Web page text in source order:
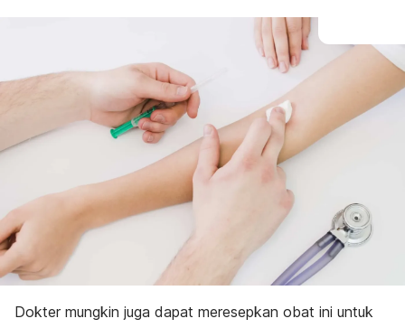
Dokter mungkin juga dapat meresepkan obat ini untuk